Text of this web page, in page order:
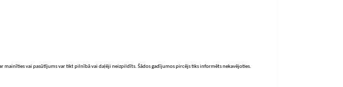
mainīties vai pasūtījums var tikt pilnībā vai daļēji neizpildīts. Šādos gadījumos pircējs tiks informēts nekavējoties.